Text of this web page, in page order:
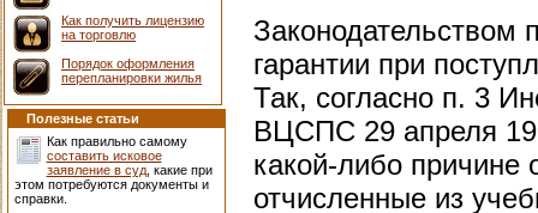
Как получить лицензию
на торговлю
Порядок оформления
перепланировки жилья
Полезные статьи
Как правильно самому
составить исковое
заявление в суд, какие при
этом потребуются документы и
справки.
Законодательством
гарантии при
Так, согласно п. 3
ВЦСПС 29 апреля
какой-либо причине
отчисленные из